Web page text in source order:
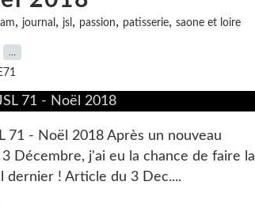
, journal , jsl, passion, patisserie, saone et loire
71 - Noël 2018 Après un nouveau
Décembre, j'ai eu la chance de faire la
dernier ! Article du 3 Dec....